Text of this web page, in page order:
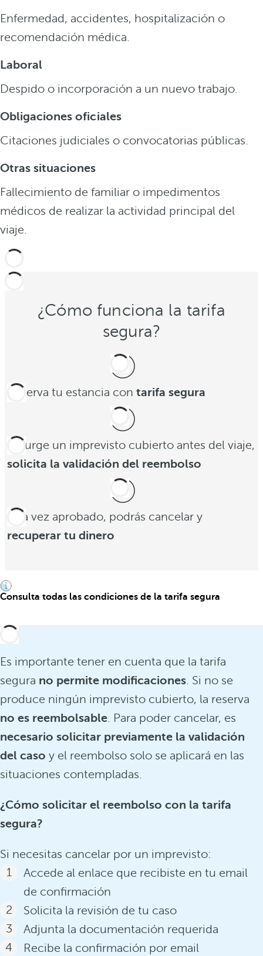
Enfermedad, accidentes, hospitalización o
recomendación médica.
Laboral
Despido o incorporación a un nuevo trabajo.
Obligaciones oficiales
Citaciones judiciales o convocatorias públicas.
Otras situaciones
Fallecimiento de familiar o impedimentos
médicos de realizar la actividad principal del
viaje.
¿Cómo funciona la tarifa
segura?
Reserva tu estancia con tarifa segura
Si surge un imprevisto cubierto antes del viaje,
solicita la validación del reembolso
Una vez aprobado, podrás cancelar y
recuperar tu dinero
Consulta todas las condiciones de la tarifa segura
Es importante tener en cuenta que la tarifa
segura no permite modificaciones. Si no se
produce ningún imprevisto cubierto, la reserva
no es reembolsable. Para poder cancelar, es
necesario solicitar previamente la validación
del caso y el reembolso solo se aplicará en las
situaciones contempladas.
¿Cómo solicitar el reembolso con la tarifa
segura?
Si necesitas cancelar por un imprevisto:
Accede al enlace que recibiste en tu email
de confirmación
Solicita la revisión de tu caso
Adjunta la documentación requerida
Recibe la confirmación por email